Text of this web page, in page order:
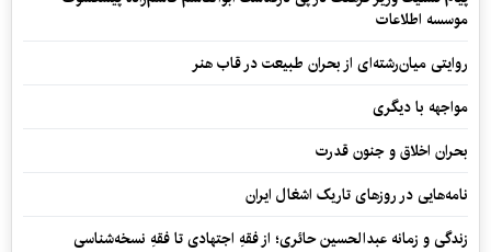
موسسه اطلاعات
روایتی میان‌رشته‌ای از بحران طبیعت در قاب هنر
مواجهه با دیگری
بحران اخلاق و جنون قدرت
نامه‌هایی در روزهای تاریک اشغال ایران
زندگی و زمانه عبدالحسین حائری؛ از فقهِ اجتهادی تا فقهِ نسخه‌شناسی